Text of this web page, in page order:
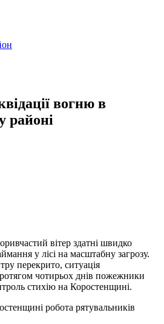
вогню в
районі
вітер здатні швидко
у лісі на масштабну загрозу.
перекрито, ситуація
чотирьох днів пожежники
стихію на Коростенщині.